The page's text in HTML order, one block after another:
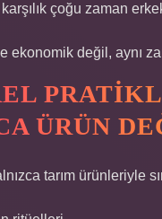
çoğu zaman
ekonomik değil, aynı
ÜRÜN
tarım ürünleriyle